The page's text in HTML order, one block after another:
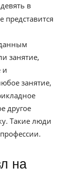
в
занятие,
и
занятие,
другое
Такие люди